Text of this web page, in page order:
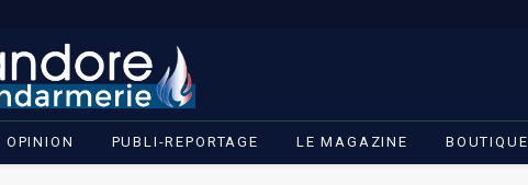
OPINION PUBLI-REPORTAGE LE MAGAZINE BOUTIQUE